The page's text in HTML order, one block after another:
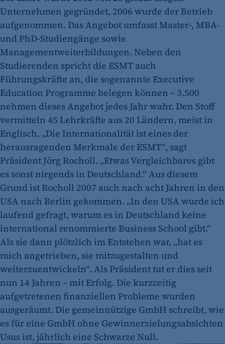
Unternehmen gegründet, 2006 wurde der Betrieb
aufgenommen. Das Angebot umfasst Master-, MBA-
und PhD-Studiengänge sowie
Managementweiterbildungen. Neben den
Studierenden spricht die ESMT auch
Führungskräfte an, die sogenannte Executive
Education Programme belegen können – 3.500
nehmen dieses Angebot jedes Jahr wahr. Den Stoff
vermitteln 45 Lehrkräfte aus 20 Ländern, meist in
Englisch. „Die Internationalität ist eines der
herausragenden Merkmale der ESMT“, sagt
Präsident Jörg Rocholl. „Etwas Vergleichbares gibt
es sonst nirgends in Deutschland.“ Aus diesem
Grund ist Rocholl 2007 auch nach acht Jahren in den
USA nach Berlin gekommen. „In den USA wurde ich
laufend gefragt, warum es in Deutschland keine
international renommierte Business School gibt.“
Als sie dann plötzlich im Entstehen war, „hat es
mich angetrieben, sie mitzugestalten und
weiterzuentwickeln“. Als Präsident tut er dies seit
nun 14 Jahren – mit Erfolg. Die kurzzeitig
aufgetretenen finanziellen Probleme wurden
ausgeräumt. Die gemeinnützige GmbH schreibt, wie
es für eine GmbH ohne Gewinnerzielungsabsichten
Usus ist, jährlich eine Schwarze Null.